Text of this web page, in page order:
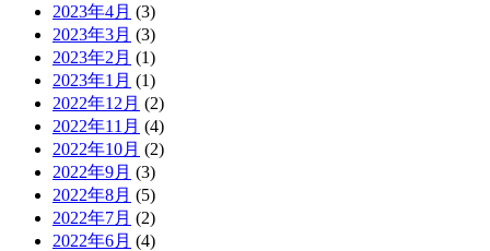
2023年4月 (3)
2023年3月 (3)
2023年2月 (1)
2023年1月 (1)
2022年12月 (2)
2022年11月 (4)
2022年10月 (2)
2022年9月 (3)
2022年8月 (5)
2022年7月 (2)
2022年6月 (4)